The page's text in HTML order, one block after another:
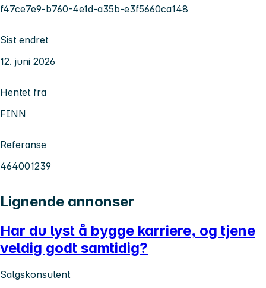
f47ce7e9-b760-4e1d-a35b-e3f5660ca148
Sist endret
12. juni 2026
Hentet fra
FINN
Referanse
464001239
Lignende annonser
Har du lyst å bygge karriere, og tjene
veldig godt samtidig?
Salgskonsulent